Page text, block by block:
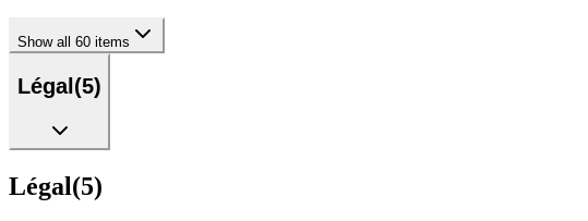
Show all 60 items
Légal (5)
Légal(5)